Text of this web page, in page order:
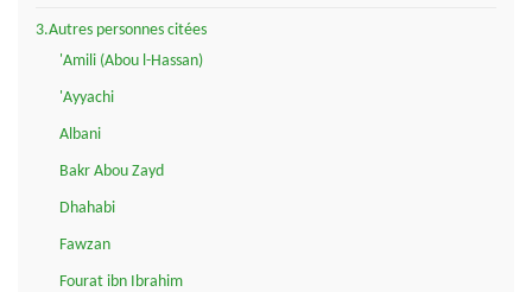
3.Autres personnes citées
'Amili (Abou l-Hassan)
'Ayyachi
Albani
Bakr Abou Zayd
Dhahabi
Fawzan
Fourat ibn Ibrahim